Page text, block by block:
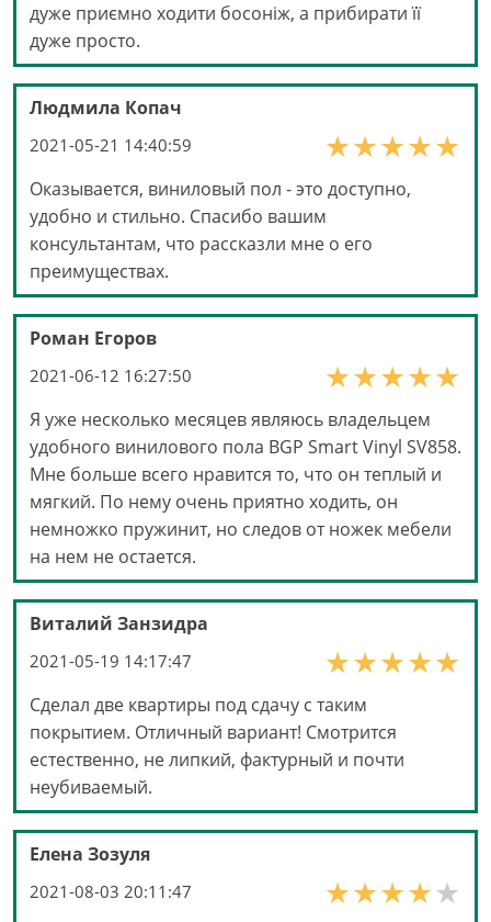
дуже приємно ходити босоніж, а прибирати її
дуже просто.
Людмила Копач
2021-05-21 14:40:59
Оказывается, виниловый пол - это доступно,
удобно и стильно. Спасибо вашим
консультантам, что рассказли мне о его
преимуществах.
Роман Егоров
2021-06-12 16:27:50
Я уже несколько месяцев являюсь владельцем
удобного винилового пола BGP Smart Vinyl SV858.
Мне больше всего нравится то, что он теплый и
мягкий. По нему очень приятно ходить, он
немножко пружинит, но следов от ножек мебели
на нем не остается.
Виталий Занзидра
2021-05-19 14:17:47
Сделал две квартиры под сдачу с таким
покрытием. Отличный вариант! Смотрится
естественно, не липкий, фактурный и почти
неубиваемый.
Елена Зозуля
2021-08-03 20:11:47